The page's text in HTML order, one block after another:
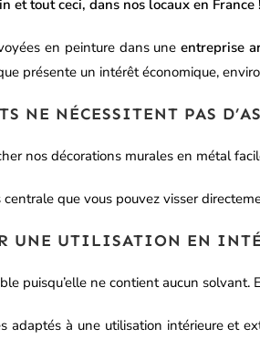
et tout ceci, dans nos locaux en France !
en peinture dans une entreprise
présente un intérêt économique,
NE NÉCESSITENT PAS
nos décorations murales en métal
que vous pouvez visser
UNE UTILISATION EN
puisqu’elle ne contient aucun solvant.
adaptés à une utilisation intérieure et